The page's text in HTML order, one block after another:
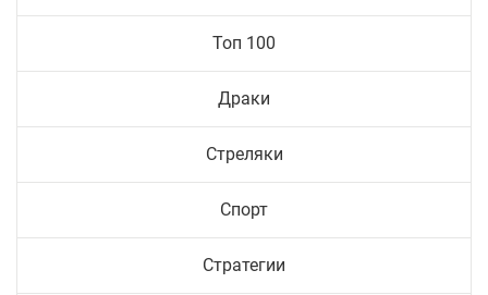
Топ 100
Драки
Стреляки
Спорт
Стратегии